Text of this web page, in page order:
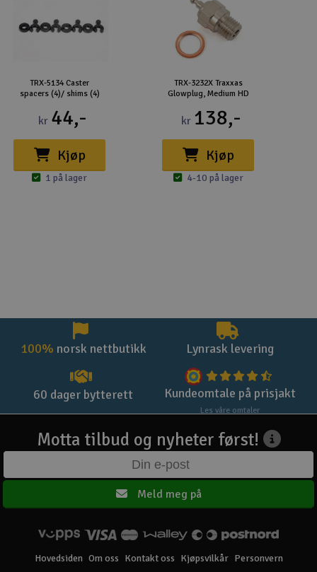
TRX-5134 Caster
spacers (4)/ shims (4)
kr 44,-
Kjøp
1 på lager
TRX-3232X Traxxas
Glowplug, Medium HD
kr 138,-
Kjøp
4-10 på lager
100% norsk nettbutikk Lynrask levering
60 dager bytterett Kundeomtale på prisjakt
Les våre omtaler
Motta tilbud og nyheter først!
Meld meg på
Hovedsiden Om oss Kontakt oss Kjøpsvilkår Personvern